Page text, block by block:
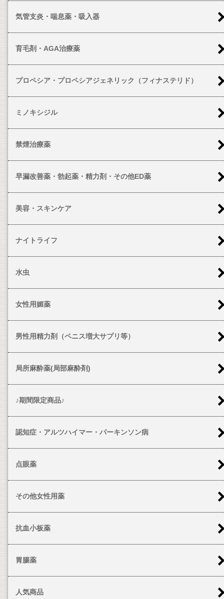
気管支炎・喘息薬・吸入器
育毛剤・AGA治療薬
プロペシア・プロペシアジェネリック（フィナステリド）
ミノキシジル
禁煙治療薬
早漏改善薬・勃起薬・精力剤・その他ED薬
美容・スキンケア
ナイトライフ
水虫
女性用媚薬
男性用精力剤（ペニス増大サプリ等）
局所麻酔薬(局部麻酔剤)
♪期間限定商品♪
認知症・アルツハイマー・パーキンソン病
点眼薬
その他女性用薬
抗血小板薬
胃腸薬
人気商品